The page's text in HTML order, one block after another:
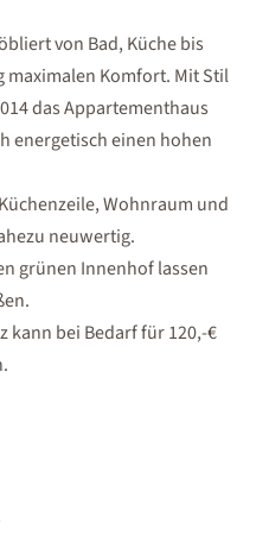
von Bad, Küche bis
maximalen Komfort. Mit Stil
das Appartementhaus
energetisch einen hohen
Wohnraum und
neuwertig.
grünen Innenhof lassen
kann bei Bedarf für 120,-€